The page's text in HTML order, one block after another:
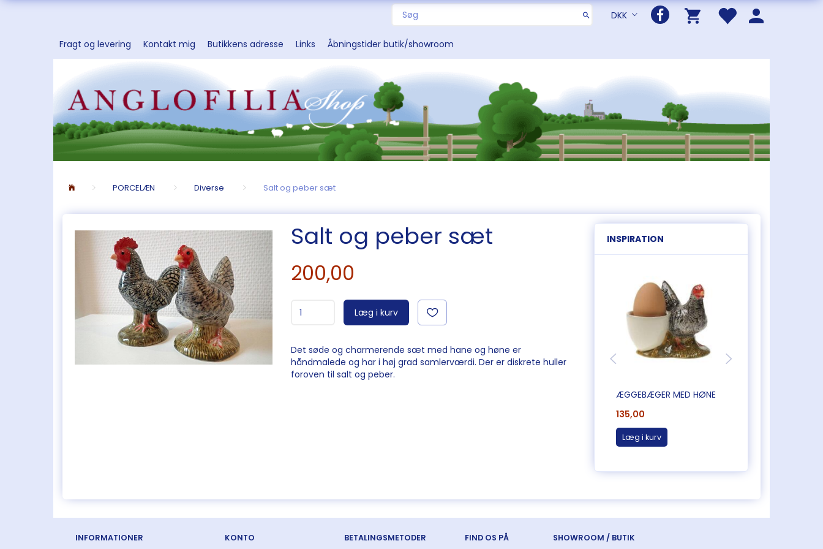
DKK
Fragt og levering Kontakt mig Butikkens adresse Links Åbningstider butik/showroom
PORCELÆN Diverse Salt og peber sæt
Salt og peber sæt
200,00
Læg i kurv
Det søde og charmerende sæt med hane og høne er
håndmalede og har i høj grad samlerværdi. Der er diskrete huller
foroven til salt og peber.
INSPIRATION
ÆGGEBÆGER MED HØNE
135,00
Læg i kurv
INFORMATIONER KONTO BETALINGSMETODER FIND OS PÅ SHOWROOM / BUTIK